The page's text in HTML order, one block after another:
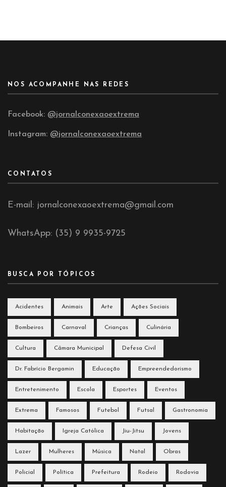
NOS ACOMPANHE NAS REDES
Facebook: @jornalconexaoextrema
Instagram: @jornalconexaoextrema
CONTATOS
E-mail: jornalconexaoextrema@gmail.com
WhatsApp: (35) 9 9935-9725
BUSCA POR TÓPICOS
Acidentes Animais Arte Ações Sociais
Bombeiros Carnaval Crianças Culinária
Cultura Câmara Municipal Defesa Civil
Dr. Fabrício Bergamin Educação Empreendedorismo
Entretenimento Escola Esportes Eventos
Extrema Famosos Futebol Futsal Gastronomia
Habitação Igreja Católica Jiu-Jitsu Jovens
Lazer Mulheres Música Natal Obras
Policial Política Prefeitura Rodeio Rodovia